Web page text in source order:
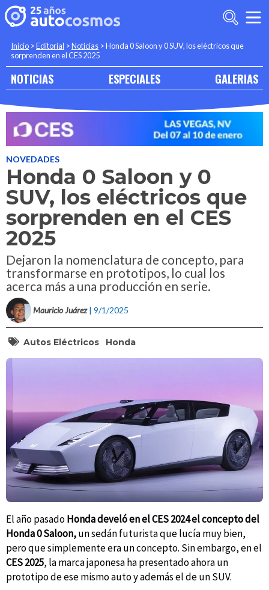
Inicio >Editorial >Noticias >Honda 0 Saloon y 0 SUV, los eléctricos que
sorprenden en el CES 2025
NOTICIAS ESPECIALES GALERIAS
NOVEDADES
Honda 0 Saloon y 0
SUV, los eléctricos que
sorprenden en el CES
2025
Dejaron la nomenclatura de concepto, para
transformarse en prototipos, lo cual los
acerca más a una producción en serie.
Mauricio Juárez | 9/1/2025
Autos Eléctricos Honda
El año pasadoHonda develó en el CES 2024 el concepto del
Honda 0 Saloon,un sedán futurista que lucía muy bien,
pero que simplemente era un concepto. Sin embargo, en el
CES 2025, la marca japonesa ha presentado ahora un
prototipo de ese mismo auto y además el de un SUV.